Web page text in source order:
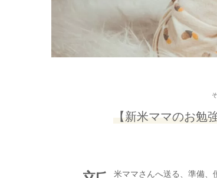
【新米ママのお
米ママさんへ送る、準備、